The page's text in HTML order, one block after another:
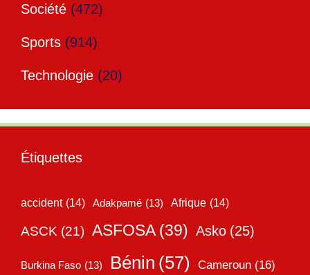
Société (472)
Sports (914)
Technologie (20)
Étiquettes
accident (14) Adakpamé (13) Afrique (14)
ASCK (21) ASFOSA (39) Asko (25)
Burkina Faso (13) Bénin (57) Cameroun (16)